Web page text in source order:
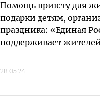
Помощь приюту для
подарки детям,
праздника: «Единая
поддерживает
28.05.24